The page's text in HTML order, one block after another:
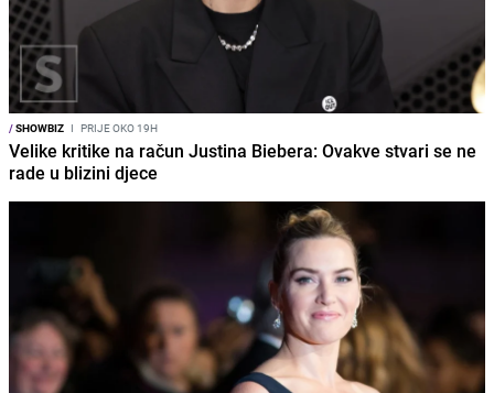
/SHOWBIZ I PRIJE OKO 19H
Velike kritike na račun Justina Biebera: Ovakve stvari se ne
rade u blizini djece